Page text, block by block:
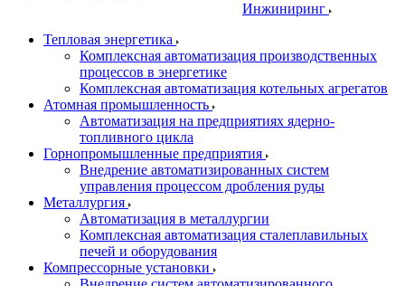
Инжиниринг
Тепловая энергетика
Комплексная автоматизация производственных
процессов в энергетике
Комплексная автоматизация котельных агрегатов
Атомная промышленность
Автоматизация на предприятиях ядерно-
топливного цикла
Горнопромышленные предприятия
Внедрение автоматизированных систем
управления процессом дробления руды
Металлургия
Автоматизация в металлургии
Комплексная автоматизация сталеплавильных
печей и оборудования
Компрессорные установки